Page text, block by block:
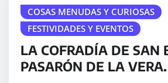
COSAS MENUDAS Y CURIOSAS
FESTIVIDADES Y EVENTOS
LA COFRADÍA DE SAN
PASARÓN DE LA VERA.